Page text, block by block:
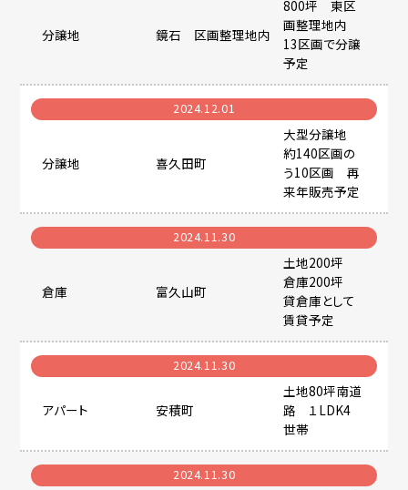
BUY
マンション
借りたい
マンション・アパート
一戸建て
事業用・駐車場
分譲地 鏡石 区画整理地内
800坪 東区
画整理地内
13区画で分譲
予定
2024.12.01
分譲地 喜久田町
大型分譲地
約140区画の
う10区画 再
来年販売予定
2024.11.30
倉庫 富久山町
土地200坪
倉庫200坪
貸倉庫として
賃貸予定
2024.11.30
アパート 安積町
土地80坪南道
路 １LDK4
世帯
2024.11.30